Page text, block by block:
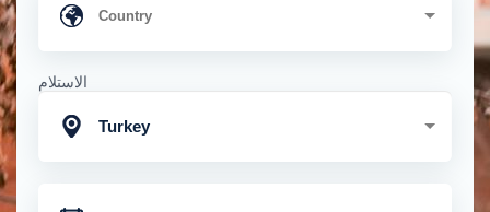
الاستلام
Turkey